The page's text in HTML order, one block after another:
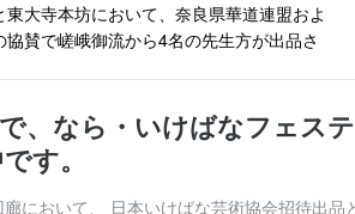
大寺本坊において、奈良県華道連盟およ
賛で嵯峨御流から4名の先生方が出品さ